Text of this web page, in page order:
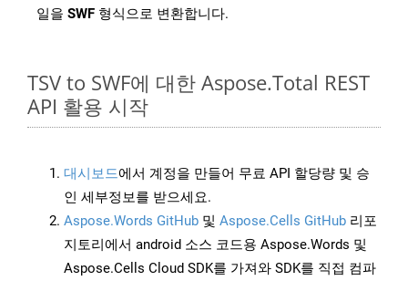
일을 SWF 형식으로 변환합니다.
TSV to SWF에 대한 Aspose.Total REST
API 활용 시작
대시보드에서 계정을 만들어 무료 API 할당량 및 승
인 세부정보를 받으세요.
Aspose.Words GitHub 및 Aspose.Cells GitHub 리포
지토리에서 android 소스 코드용 Aspose.Words 및
Aspose.Cells Cloud SDK를 가져와 SDK를 직접 컴파